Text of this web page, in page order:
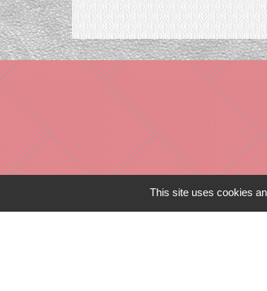
This site uses cookies